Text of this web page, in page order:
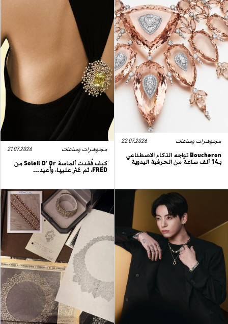
مجوهرات وساعات 22.07.2026
Boucheron تواجه الذكاء الاصطناعي
بـ14 ألف ساعة من الحرفية اليدوية
مجوهرات وساعات 21.07.2026
كيف فُقدت ألماسة Soleil D’ Or من
FRED، ثم عُثر عليها، وأُعيد...